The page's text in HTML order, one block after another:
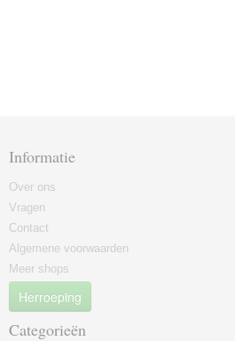
Informatie
Over ons
Vragen
Contact
Algemene voorwaarden
Meer shops
Herroeping
Categorieën